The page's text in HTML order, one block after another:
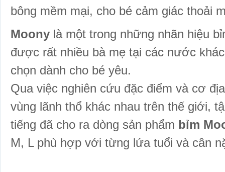
bông mềm mại, cho bé cảm giác thoải
Moony là một trong những nhãn hiệu
được rất nhiều bà mẹ tại các nước
chọn dành cho bé yêu.
Qua việc nghiên cứu đặc điểm và cơ
vùng lãnh thổ khác nhau trên thế giới,
tiếng đã cho ra dòng sản phẩm bỉm
M, L phù hợp với từng lứa tuổi và cân